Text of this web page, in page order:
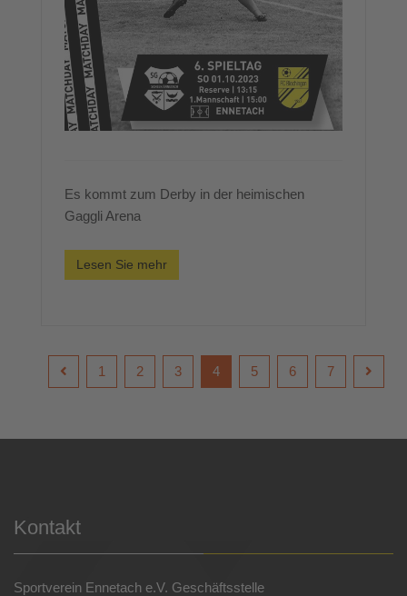
Es kommt zum Derby in der heimischen
Gaggli Arena
Lesen Sie mehr
1 2 3 4 5 6 7
Kontakt
Sportverein Ennetach e.V. Geschäftsstelle